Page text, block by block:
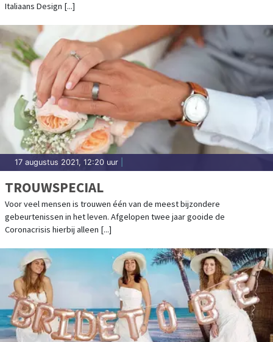
Italiaans Design [...]
17 augustus 2021, 12:20 uur
TROUWSPECIAL
Voor veel mensen is trouwen één van de meest bijzondere
gebeurtenissen in het leven. Afgelopen twee jaar gooide de
Coronacrisis hierbij alleen [...]